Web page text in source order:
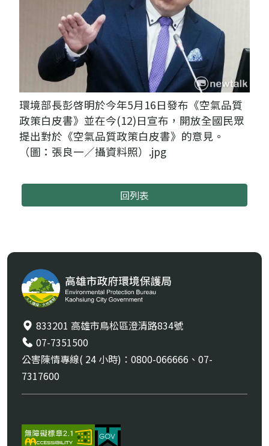
環境部長彭啓明於今年5月16日發布《空氣品質
政策白皮書》並在今(12)日宣布，開放全國民眾
提出對於《空氣品質政策白皮書》的意見。
（圖：張良一／攝資料照）.jpg
回列表
833201 高雄市鳥松區澄清路834號
07-7351500
公害陳情專線( 24 小時)：0800-066666、07-
7317600